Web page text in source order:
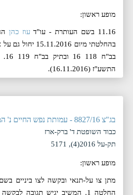
מופע ראשון:
11.16 בשם העותרת - עו"ד עוז כהן
בהחלטתי מיום
התשע"ז (‏16.11.2016).
בג"צ 8827/16 - עמותת נפש החיים נ' המנהל האזרחי באיו"ש
כבוד השופטת ד' ברק-ארז
תק-על 2016(4), 5171
מופע ראשון:
מתן צו על-תנאי ובקשה לצו ביניים
החלטה 1. המשיב יגיש תגובה